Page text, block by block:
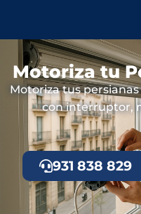
Motoriza tu
Motoriza tus
con interruptor,
931 838 829